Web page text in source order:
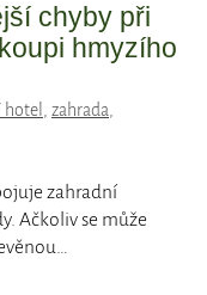
chyby při
hmyzího
hotel , zahrada,
zahradní
Ačkoliv se může